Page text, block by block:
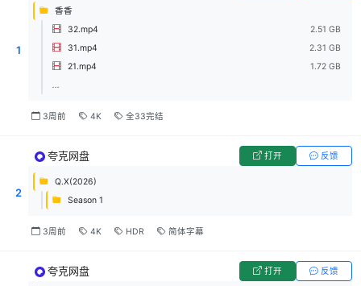
世背景的设定又让他们相爱而不得。最终，二人勇敢对抗
1
香香
32.mp4
2.51 GB
31.mp4
2.31 GB
21.mp4
1.72 GB
...
3周前 4K 全33完结
2
夸克网盘 打开 反馈
Q.X(2026)
Season 1
3周前 4K HDR 简体字幕
夸克网盘 打开 反馈